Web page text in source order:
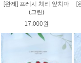
[완제] 프레시 체리 앞치마
(그린)
17,000원
[